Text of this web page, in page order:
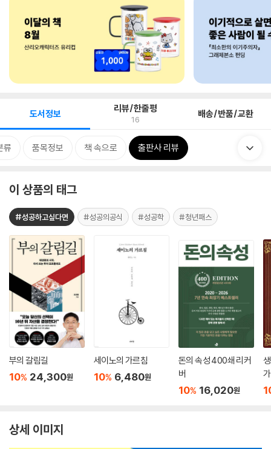
도서정보 리뷰/한줄평
16 배송/반품/교환
류 품목정보 책 속으로 출판사 리뷰
이 상품의 태그
#성공하고싶다면 #성공의공식 #성공학 #청년패스
부의 갈림길
10% 24,300원
세이노의 가르침
10% 6,480원
돈의 속성 400쇄 리커
버
10% 16,020원
상세 이미지